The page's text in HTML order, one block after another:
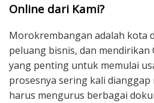
Online dari Kami?
Morokrembangan adalah kota
peluang bisnis, dan mendirikan
yang penting untuk memulai
prosesnya sering kali
harus mengurus berbagai